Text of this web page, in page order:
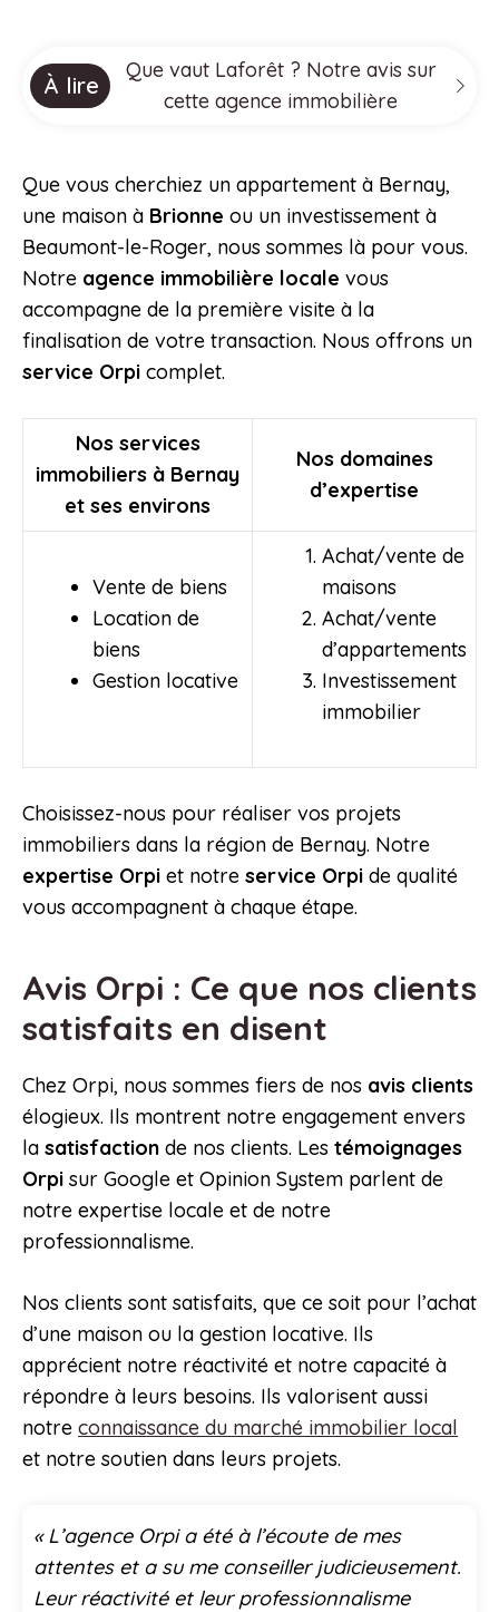
À lire
Que vaut Laforêt ? Notre avis sur
cette agence immobilière
Que vous cherchiez un appartement à Bernay,
une maison à Brionne ou un investissement à
Beaumont-le-Roger, nous sommes là pour vous.
Notre agence immobilière locale vous
accompagne de la première visite à la
finalisation de votre transaction. Nous offrons un
service Orpi complet.
Nos services
immobiliers à Bernay
et ses environs
Nos domaines
d’expertise
Vente de biens
Location de
biens
Gestion locative
Achat/vente de
maisons
Achat/vente
d’appartements
Investissement
immobilier
Choisissez-nous pour réaliser vos projets
immobiliers dans la région de Bernay. Notre
expertise Orpi et notre service Orpi de qualité
vous accompagnent à chaque étape.
Avis Orpi : Ce que nos clients
satisfaits en disent
Chez Orpi, nous sommes fiers de nos avis clients
élogieux. Ils montrent notre engagement envers
la satisfaction de nos clients. Les témoignages
Orpi sur Google et Opinion System parlent de
notre expertise locale et de notre
professionnalisme.
Nos clients sont satisfaits, que ce soit pour l’achat
d’une maison ou la gestion locative. Ils
apprécient notre réactivité et notre capacité à
répondre à leurs besoins. Ils valorisent aussi
notre connaissance du marché immobilier local
et notre soutien dans leurs projets.
« L’agence Orpi a été à l’écoute de mes
attentes et a su me conseiller judicieusement.
Leur réactivité et leur professionnalisme